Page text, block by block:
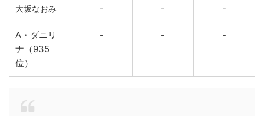
大坂なおみ - - -
A・ダニリ
ナ（935
位）
- - -